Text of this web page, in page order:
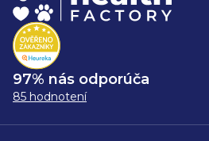
97% nás odporúča
85 hodnotení